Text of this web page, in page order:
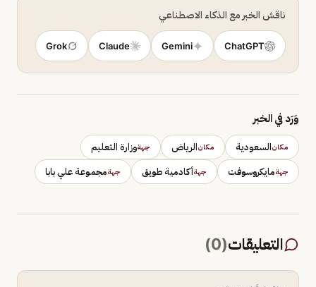
ناقش الخبر مع الذكاء الاصطناعي
ChatGPT
Gemini
Claude
Grok
وَرَد في الخبر
مكانالسعودية مكانالرياض جهةوزارة التعليم
جهةمايكروسوفت جهةأكادمية طويق جهةمجموعة علي بابا
التعليقات(
0
)